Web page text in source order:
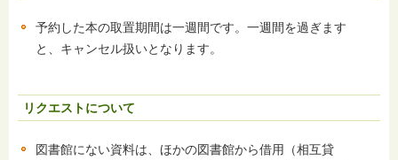
予約した本の取置期間は一週間です。一週間を過ぎます
と、キャンセル扱いとなります。
リクエストについて
図書館にない資料は、ほかの図書館から借用（相互貸